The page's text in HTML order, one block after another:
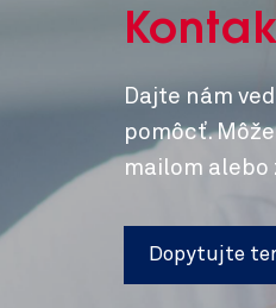
Dajte nám
pomôcť.
mailom alebo
Dopytujte